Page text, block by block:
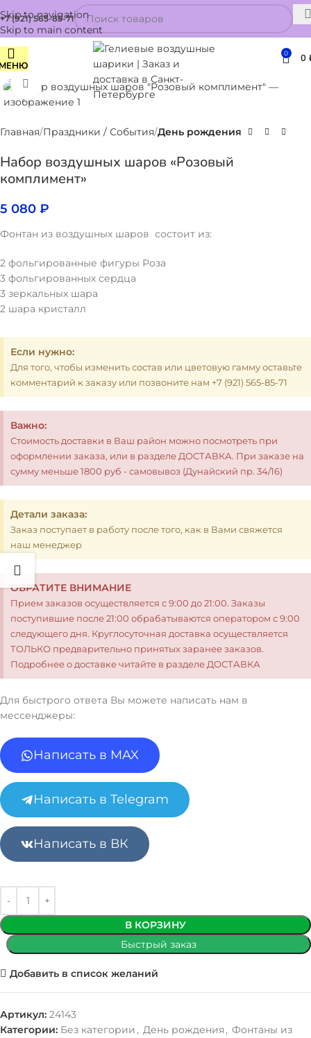
Skip to navigation
Skip to main content
+7 (921) 565-85-71
0 0
Нажмите, чтобы увеличить
Главная Праздники / События День рождения
Набор воздушных шаров «Розовый
комплимент»
5 080 ₽
Фонтан из воздушных шаров состоит из:
2 фольгированные фигуры Роза
3 фольгированных сердца
3 зеркальных шара
2 шара кристалл
Если нужно:
Для того, чтобы изменить состав или цветовую гамму оставьте
комментарий к заказу или позвоните нам +7 (921) 565-85-71
Важно:
Стоимость доставки в Ваш район можно посмотреть при
оформлении заказа, или в разделе ДОСТАВКА. При заказе на
сумму меньше 1800 руб - самовывоз (Дунайский пр. 34/16)
Детали заказа:
Заказ поступает в работу после того, как в Вами свяжется
наш менеджер
ОБРАТИТЕ ВНИМАНИЕ
Прием заказов осуществляется с 9:00 до 21:00. Заказы
поступившие после 21:00 обрабатываются оператором с 9:00
следующего дня. Круглосуточная доставка осуществляется
ТОЛЬКО предварительно принятых заранее заказов.
Подробнее о доставке читайте в разделе ДОСТАВКА
Для быстрого ответа Вы можете написать нам в
мессенджеры:
Написать в MAX
Написать в Telegram
Написать в ВК
В КОРЗИНУ
Быстрый заказ
Добавить в список желаний
Артикул: 24143
Категории: Без категории , День рождения , Фонтаны из